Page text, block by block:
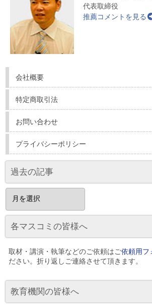
代表取締役
推薦コメントを見る
会社概要
特定商取引法
お問い合わせ
プライバシーポリシー
過去の記事
の
記各マスコミの皆様へ
取材・講演・執筆などのご依頼はご依頼用フ
ださい。折り返しご連絡させて頂きます。
教育機関の皆様へ